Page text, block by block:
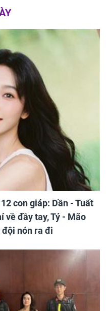
con giáp: Dần - Tuất
về đầy tay, Tý - Mão
nón ra đi